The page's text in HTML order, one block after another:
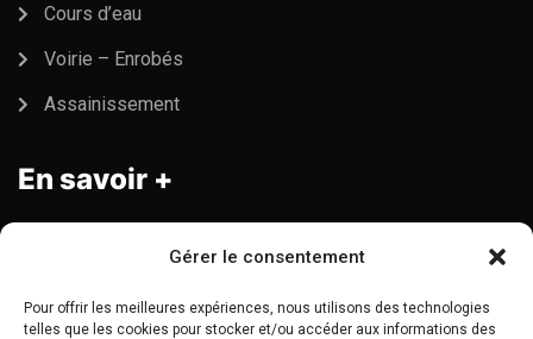
Gérer le consentement
Pour offrir les meilleures expériences, nous utilisons des technologies
telles que les cookies pour stocker et/ou accéder aux informations des
Cours d’eau
Voirie – Enrobés
Assainissement
En savoir +
Mentions légales